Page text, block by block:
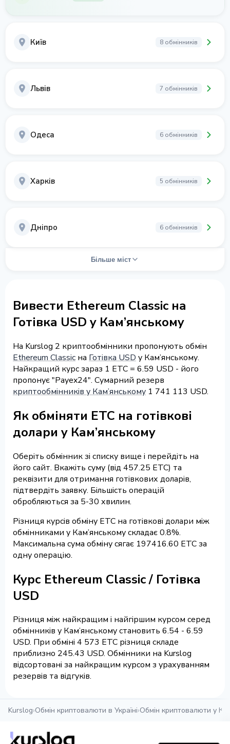
Київ 8 обмінників
Львів 7 обмінників
Одеса 6 обмінників
Харків 5 обмінників
Дніпро 6 обмінників
Більше міст
Вивести Ethereum Classic на
Готівка USD у Кам’янському
На Kurslog 2 криптообмінники пропонують обмін
Ethereum Classic на Готівка USD у Кам’янському.
Найкращий курс зараз 1 ETC = 6.59 USD - його
пропонує "Payex24". Сумарний резерв
криптообмінників у Кам’янському 1 741 113 USD.
Як обміняти ETC на готівкові
долари у Кам’янському
Оберіть обмінник зі списку вище і перейдіть на
його сайт. Вкажіть суму (від 457.25 ETC) та
реквізити для отримання готівкових доларів,
підтвердіть заявку. Більшість операцій
обробляються за 5-30 хвилин.
Різниця курсів обміну ETC на готівкові долари між
обмінниками у Кам’янському складає 0.8%.
Максимальна сума обміну сягає 197416.60 ETC за
одну операцію.
Курс Ethereum Classic / Готівка
USD
Різниця між найкращим і найгіршим курсом серед
обмінників у Кам’янському становить 6.54 - 6.59
USD. При обміні 4 573 ETC різниця складе
приблизно 245.43 USD. Обмінники на Kurslog
відсортовані за найкращим курсом з урахуванням
резервів та відгуків.
Kurslog›Обмін криптовалюти в Україні›Обмін криптовалюти у